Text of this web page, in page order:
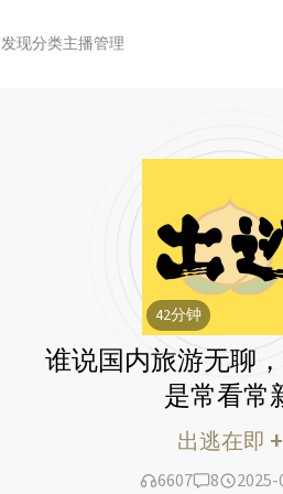
发现分类主播管理
42分钟
谁说国内旅游无聊
是常看常
出逃在即 +
6607 8